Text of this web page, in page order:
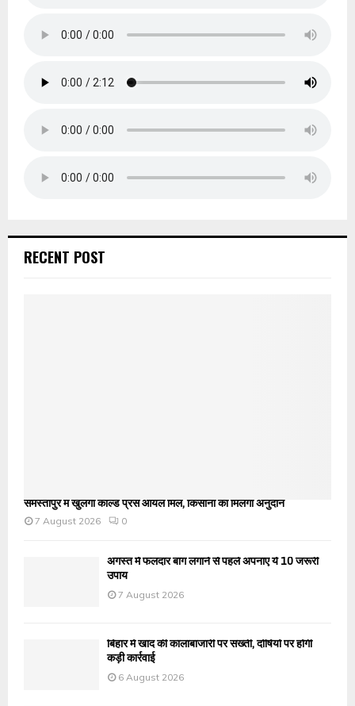
RECENT POST
समस्तीपुर में खुलेगी कोल्ड प्रेस ऑयल मिल, किसानों को मिलेगा अनुदान
7 August 2026
0
अगस्त में फलदार बाग लगाने से पहले अपनाएं ये 10 जरूरी
उपाय
7 August 2026
बिहार में खाद की कालाबाजारी पर सख्ती, दोषियों पर होगी
कड़ी कार्रवाई
6 August 2026